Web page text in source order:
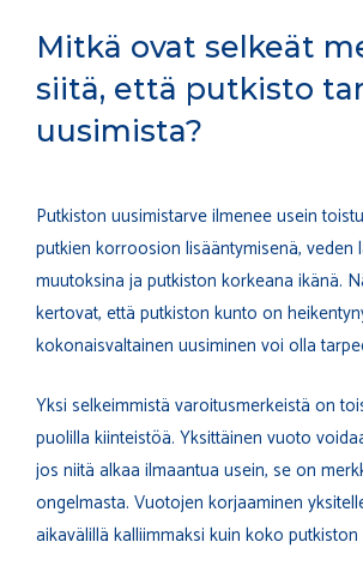
Mitkä ovat selkeät
siitä, että putkisto
uusimista?
Putkiston uusimistarve ilmenee usein
putkien korroosion lisääntymisenä, veden
muutoksina ja putkiston korkeana ikänä.
kertovat, että putkiston kunto on
kokonaisvaltainen uusiminen voi olla
Yksi selkeimmistä varoitusmerkeistä on
puolilla kiinteistöä. Yksittäinen vuoto
jos niitä alkaa ilmaantua usein, se on
ongelmasta. Vuotojen korjaaminen
aikavälillä kalliimmaksi kuin koko